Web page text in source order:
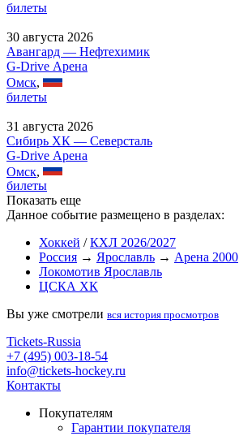
билеты
30 августа 2026
Авангард — Нефтехимик
G-Drive Арена
Омск,
билеты
31 августа 2026
Сибирь ХК — Северсталь
G-Drive Арена
Омск,
билеты
Показать еще
Данное событие размещено в разделах:
Хоккей /КХЛ 2026/2027
Россия → Ярославль → Арена 2000
Локомотив Ярославль
ЦСКА ХК
Вы уже смотрели вся история просмотров
Tickets-Russia
+7 (495) 003-18-54
info@tickets-hockey.ru
Контакты
Покупателям
Гарантии покупателя